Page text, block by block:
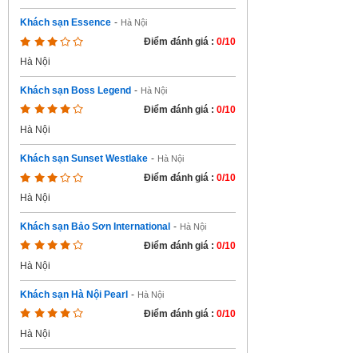
Khách sạn Essence - Hà Nội
Điểm đánh giá : 0/10
Hà Nội
Khách sạn Boss Legend - Hà Nội
Điểm đánh giá : 0/10
Hà Nội
Khách sạn Sunset Westlake - Hà Nội
Điểm đánh giá : 0/10
Hà Nội
Khách sạn Bảo Sơn International - Hà Nội
Điểm đánh giá : 0/10
Hà Nội
Khách sạn Hà Nội Pearl - Hà Nội
Điểm đánh giá : 0/10
Hà Nội